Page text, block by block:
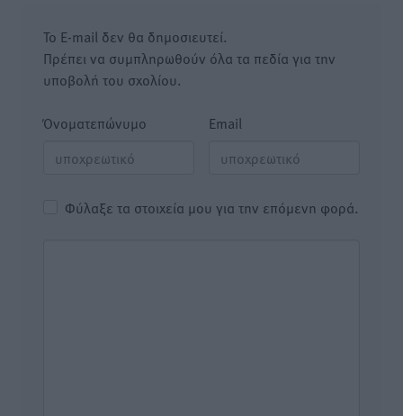
Το E-mail δεν θα δημοσιευτεί.
Πρέπει να συμπληρωθούν όλα τα πεδία για την
υποβολή του σχολίου.
Όνοματεπώνυμο Email
Φύλαξε τα στοιχεία μου για την επόμενη φορά.